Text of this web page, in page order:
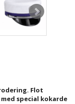
Flot
special kokarde